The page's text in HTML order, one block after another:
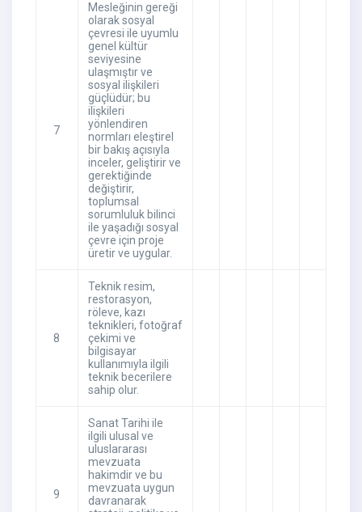
7
Mesleğinin gereği
olarak sosyal
çevresi ile uyumlu
genel kültür
seviyesine
ulaşmıştır ve
sosyal ilişkileri
güçlüdür; bu
ilişkileri
yönlendiren
normları eleştirel
bir bakış açısıyla
inceler, geliştirir ve
gerektiğinde
değiştirir,
toplumsal
sorumluluk bilinci
ile yaşadığı sosyal
çevre için proje
üretir ve uygular.
8
Teknik resim,
restorasyon,
röleve, kazı
teknikleri, fotoğraf
çekimi ve
bilgisayar
kullanımıyla ilgili
teknik becerilere
sahip olur.
9
Sanat Tarihi ile
ilgili ulusal ve
uluslararası
mevzuata
hakimdir ve bu
mevzuata uygun
davranarak